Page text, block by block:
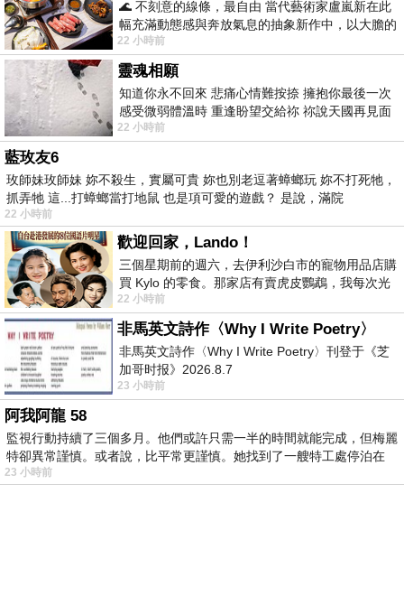
🌊 不刻意的線條，最自由 當代藝術家盧嵐新在此
幅充滿動態感與奔放氣息的抽象新作中，以大膽的
藍色顏料在白色畫布上揮灑、壓印與流淌
22 小時前
靈魂相願
知道你永不回來 悲痛心情難按捺 擁抱你最後一次
感受微弱體溫時 重逢盼望交給祢 祢說天國再見面
此刻忍淚說別離 他日靈魂再
22 小時前
藍玫友6
玫師妹玫師妹 妳不殺生，實屬可貴 妳也別老逗著蟑螂玩 妳不打死牠，
抓弄牠 這...打蟑螂當打地鼠 也是項可愛的遊戲？ 是說，滿院
22 小時前
歡迎回家，Lando！
三個星期前的週六，去伊利沙白市的寵物用品店購
買 Kylo 的零食。那家店有賣虎皮鸚鵡，我每次光
顧都會去看一下。他們偶爾會引進 C
22 小時前
非馬英文詩作〈Why I Write Poetry〉
非馬英文詩作〈Why I Write Poetry〉刊登于《芝
加哥时报》2026.8.7
23 小時前
阿我阿龍 58
監視行動持續了三個多月。他們或許只需一半的時間就能完成，但梅麗
特卻異常謹慎。或者說，比平常更謹慎。她找到了一艘特工處停泊在
23 小時前